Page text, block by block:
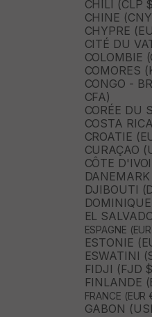
CHILI (CLP
CHINE
CHYPRE
CITÉ DU
COLOMBIE
COMORES
CONGO -
CFA)
CORÉE DU
COSTA
CROATIE
CURAÇAO
CÔTE
DJIBOUTI
EL
ESPAGNE
ESTONIE
ESWATINI
FIDJI (FJD
FINLANDE
FRANCE (EUR
GABON